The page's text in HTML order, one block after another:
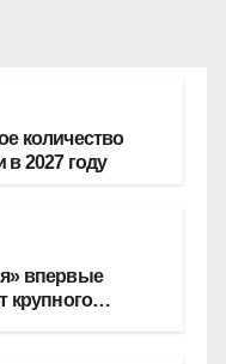
количество
2027 году
впервые
крупного